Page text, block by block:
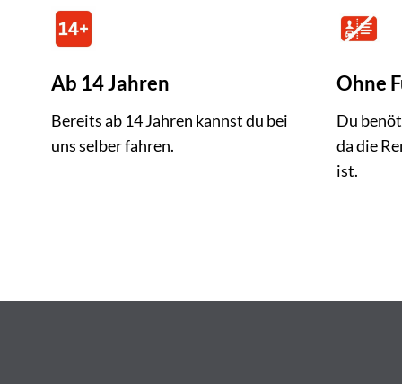
Ab 14 Jahren
Bereits ab 14 Jahren kannst du bei
uns selber fahren.
Ohne
Du
da die
ist.